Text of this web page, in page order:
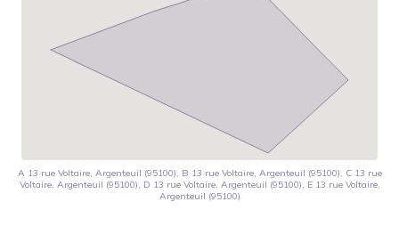
A 13 rue Voltaire, Argenteuil (95100), B 13 rue Voltaire, Argenteuil (95100), C 13 rue
Voltaire, Argenteuil (95100), D 13 rue Voltaire, Argenteuil (95100), E 13 rue Voltaire,
Argenteuil (95100)